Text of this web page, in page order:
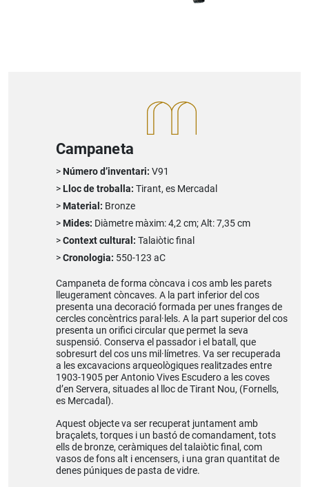
Campaneta
Número d’inventari: V91
Lloc de troballa: Tirant, es Mercadal
Material: Bronze
Mides: Diàmetre màxim: 4,2 cm; Alt: 7,35 cm
Context cultural: Talaiòtic final
Cronologia: 550-123 aC
Campaneta de forma còncava i cos amb les parets
lleugerament còncaves. A la part inferior del cos
presenta una decoració formada per unes franges de
cercles concèntrics paral·lels. A la part superior del cos
presenta un orifici circular que permet la seva
suspensió. Conserva el passador i el batall, que
sobresurt del cos uns mil·límetres. Va ser recuperada
a les excavacions arqueològiques realitzades entre
1903-1905 per Antonio Vives Escudero a les coves
d’en Servera, situades al lloc de Tirant Nou, (Fornells,
es Mercadal).
Aquest objecte va ser recuperat juntament amb
braçalets, torques i un bastó de comandament, tots
ells de bronze, ceràmiques del talaiòtic final, com
vasos de fons alt i encensers, i una gran quantitat de
denes púniques de pasta de vidre.